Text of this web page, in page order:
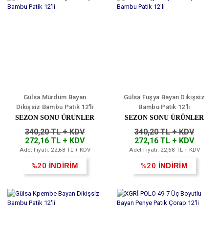
Gülsa Mürdüm Bayan
Dikişsiz Bambu Patik 12'li
SEZON SONU ÜRÜNLER
340,20 TL + KDV
272,16 TL + KDV
Adet Fiyatı: 22,68 TL + KDV
%20 İNDİRİM
Gülsa Fuşya Bayan Dikişsiz
Bambu Patik 12'li
SEZON SONU ÜRÜNLER
340,20 TL + KDV
272,16 TL + KDV
Adet Fiyatı: 22,68 TL + KDV
%20 İNDİRİM